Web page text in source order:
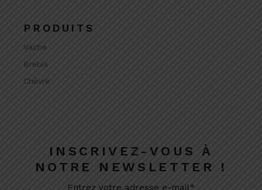
PRODUITS
Vache
Brebis
Chèvre
INSCRIVEZ-VOUS À
NOTRE NEWSLETTER !
Entrez votre adresse e-mail*